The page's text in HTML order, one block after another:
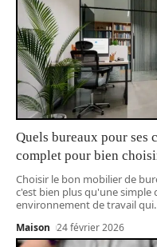
Quels bureaux pour ses
complet pour bien
Choisir le bon mobilier de
c'est bien plus qu'une simple
environnement de travail qui
Maison 24 février 2026